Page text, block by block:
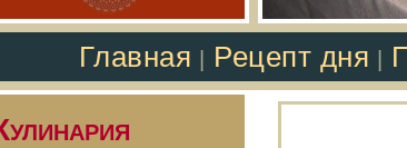
Главная Рецепт дня